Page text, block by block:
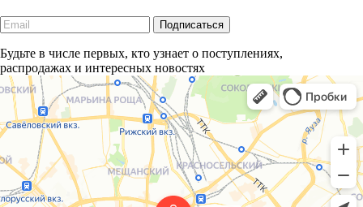
Будьте в числе первых, кто узнает о поступлениях,
распродажах и интересных новостях